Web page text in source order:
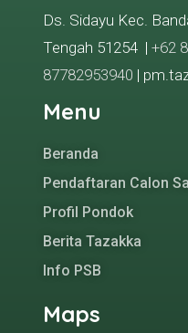
Ds. Sidayu Kec.
Tengah 51254 | +62
87782953940 |
Menu
Beranda
Pendaftaran Calon
Profil Pondok
Berita Tazakka
Info PSB
Maps